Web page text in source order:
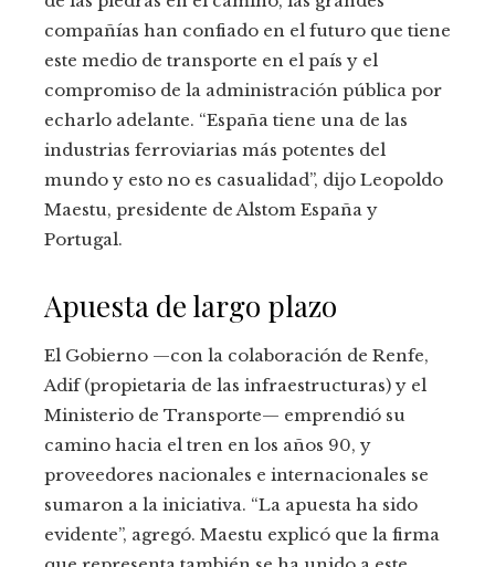
compañías han confiado en el futuro que tiene
este medio de transporte en el país y el
compromiso de la administración pública por
echarlo adelante. “España tiene una de las
industrias ferroviarias más potentes del
mundo y esto no es casualidad”, dijo Leopoldo
Maestu, presidente de Alstom España y
Portugal.
Apuesta de largo plazo
El Gobierno —con la colaboración de Renfe,
Adif (propietaria de las infraestructuras) y el
Ministerio de Transporte— emprendió su
camino hacia el tren en los años 90, y
proveedores nacionales e internacionales se
sumaron a la iniciativa. “La apuesta ha sido
evidente”, agregó. Maestu explicó que la firma